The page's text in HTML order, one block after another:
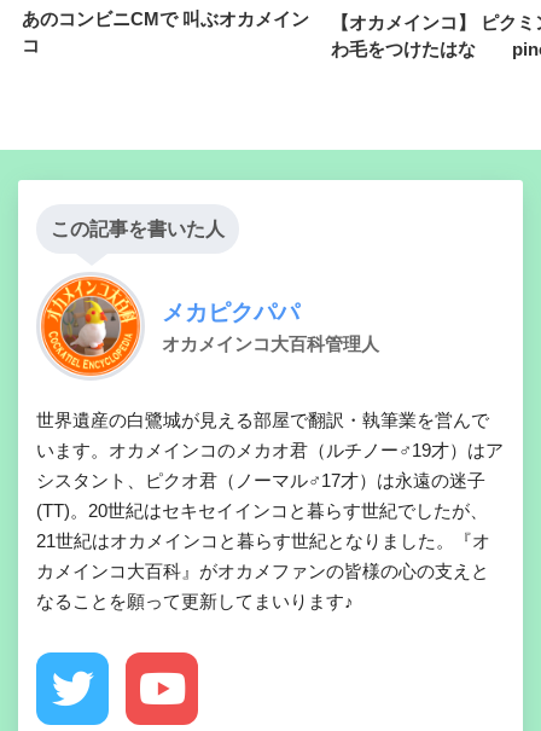
あのコンビニCMで 叫ぶオカメイン
コ
【オカメインコ】 ピク
わ毛をつけたはな
この記事を書いた人
メカピクパパ
オカメインコ大百科管理人
世界遺産の白鷺城が見える部屋で翻訳・執筆業を営んで
います。オカメインコのメカオ君（ルチノー♂19才）はア
シスタント、ピクオ君（ノーマル♂17才）は永遠の迷子
(TT)。20世紀はセキセイインコと暮らす世紀でしたが、
21世紀はオカメインコと暮らす世紀となりました。『オ
カメインコ大百科』がオカメファンの皆様の心の支えと
なることを願って更新してまいります♪